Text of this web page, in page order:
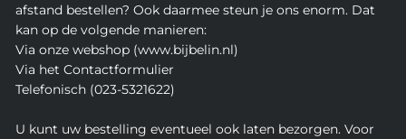
afstand bestellen? Ook daarmee steun je ons enorm. Dat
kan op de volgende manieren:
Via onze webshop (www.bijbelin.nl)
Via het Contactformulier
Telefonisch (023-5321622)
U kunt uw bestelling eventueel ook laten bezorgen. Voor